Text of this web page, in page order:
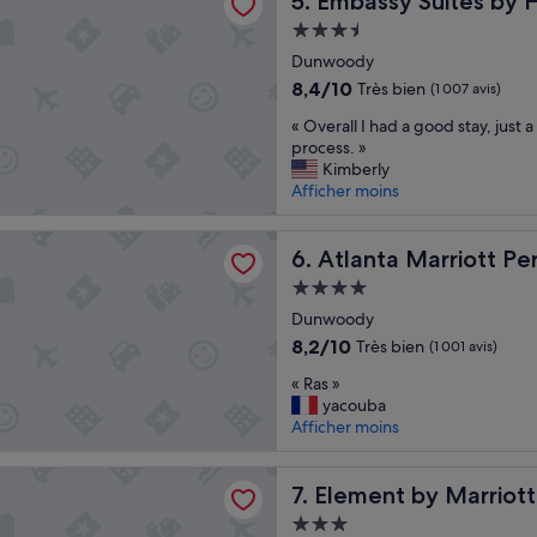
Hébergement
3.5 étoiles
Dunwoody
8.4
10,
Très
bien,
(1 007 avis)
8,4/10 Très bien (1 007 avis)
«
O
v
e
l
h
a
a
o
s
« Overall I had a good stay, just
process. »
Kimberly
Afficher moins
6. Atlanta Marriott
Atlanta Marriott Perimeter
Hébergement
4.0 étoiles
Dunwoody
8.2
10,
Très
bien,
8,2/10 Très bien (1 001 avis)
«
R
a
« Ras »
yacouba
Afficher moins
7. Element by
Element by Marriott
Hébergement